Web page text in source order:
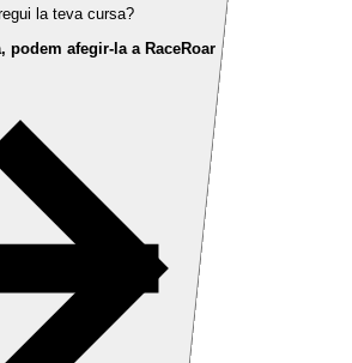
la teva cursa?
podem afegir-la a RaceRoar